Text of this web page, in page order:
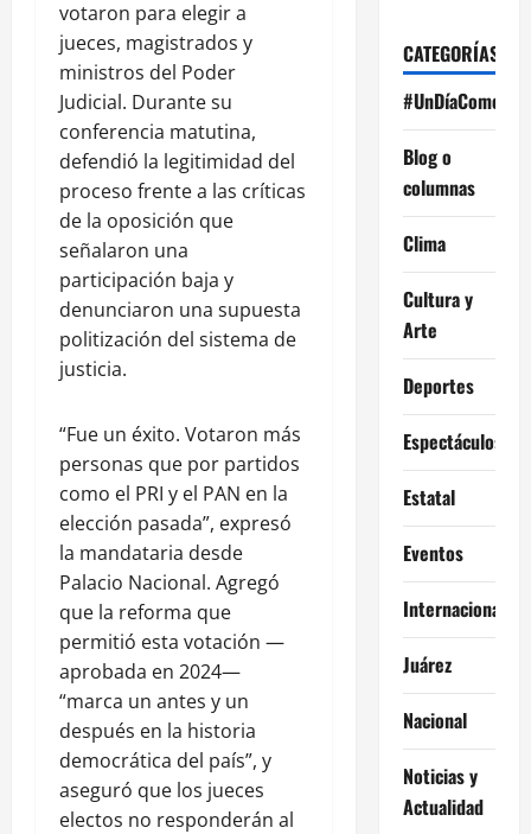
votaron para elegir a
jueces, magistrados y
ministros del Poder
Judicial. Durante su
conferencia matutina,
defendió la legitimidad del
proceso frente a las críticas
de la oposición que
señalaron una
participación baja y
denunciaron una supuesta
politización del sistema de
justicia.
“Fue un éxito. Votaron más
personas que por partidos
como el PRI y el PAN en la
elección pasada”, expresó
la mandataria desde
Palacio Nacional. Agregó
que la reforma que
permitió esta votación —
aprobada en 2024—
“marca un antes y un
después en la historia
democrática del país”, y
aseguró que los jueces
electos no responderán al
CATEGORÍAS
#UnDíaComoHoy
Blog o
columnas
Clima
Cultura y
Arte
Deportes
Espectáculos
Estatal
Eventos
Internacional
Juárez
Nacional
Noticias y
Actualidad